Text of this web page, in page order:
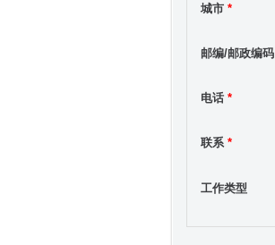
城市 *
邮编/邮政编码
电话 *
联系 *
工作类型